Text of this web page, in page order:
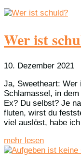
Wer ist
10. Dezember 2021
Ja, Sweetheart: Wer
Schlamassel, in
Ex? Du selbst? Je
fluten, wirst du
viel auslöst, habe
mehr lesen